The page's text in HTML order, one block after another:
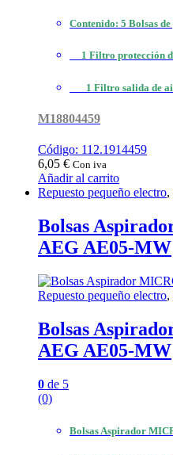
Contenido: 5 Bolsas
1 Filtro protección
1 Filtro salida de
M18804459
Código: 112.1914459
6,05 € Con iva
Añadir al carrito
Repuesto pequeño electro,
Bolsas
AEG AE05-MW
Repuesto pequeño electro,
Bolsas
AEG AE05-MW
0 de 5
(0)
Bolsas Aspirador